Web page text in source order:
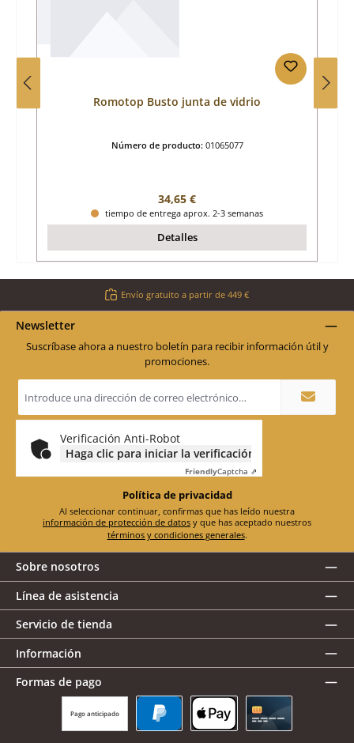
Romotop Busto junta de vidrio
Número de producto: 01065077
Precio normal:
34,65 €
tiempo de entrega aprox. 2-3 semanas
Detalles
Envío gratuito a partir de 449 €
Newsletter
Suscríbase ahora a nuestro boletín para recibir información útil y
promociones.
de
correo
electrónico
Verificación Anti-Robot
Haga clic para iniciar la verificación
FriendlyCaptcha ⇗
Política de privacidad
información de protección de datos
términos y condiciones generales.
Sobre nosotros
Línea de asistencia
Servicio de tienda
Información
Formas de pago
Pago anticipado